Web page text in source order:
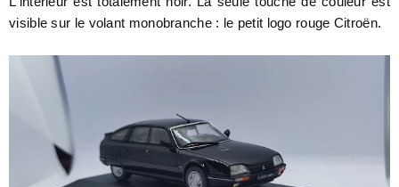
visible sur le volant monobranche : le petit logo rouge Citroën.